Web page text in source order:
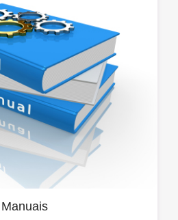
Manuais